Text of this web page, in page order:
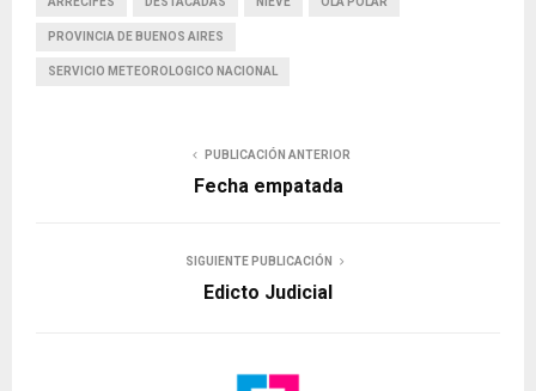
PROVINCIA DE BUENOS AIRES
SERVICIO METEOROLOGICO NACIONAL
PUBLICACIÓN ANTERIOR
Fecha empatada
SIGUIENTE PUBLICACIÓN
Edicto Judicial